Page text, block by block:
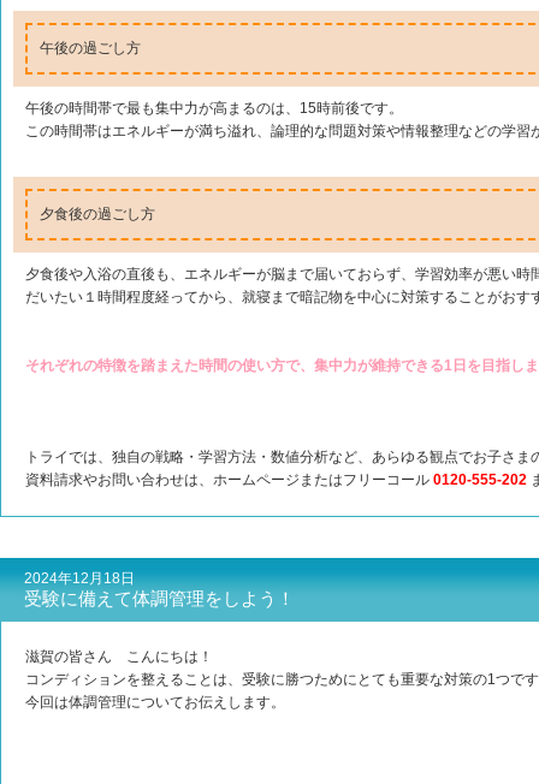
午後の過ごし方
午後の時間帯で最も集中力が高まるのは、15時前後です。
この時間帯はエネルギーが満ち溢れ、論理的な問題対策や情報整理などの学習
夕食後の過ごし方
夕食後や入浴の直後も、エネルギーが脳まで届いておらず、学習効率が悪い時
だいたい１時間程度経ってから、就寝まで暗記物を中心に対策することがおす
それぞれの特徴を踏まえた時間の使い方で、集中力が維持できる1日を目指し
トライでは、独自の戦略・学習方法・数値分析など、あらゆる観点でお子さま
資料請求やお問い合わせは、ホームページまたはフリーコール 0120-555-202
2024年12月18日
受験に備えて体調管理をしよう！
滋賀の皆さん こんにちは！
コンディションを整えることは、受験に勝つためにとても重要な対策の1つで
今回は体調管理についてお伝えします。